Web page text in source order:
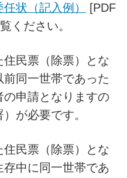
任状（記入例）
[PDF
ください。
民票（除票）とな
同一世帯であった
申請となりますの
が必要です。
民票（除票）とな
中に同一世帯であ